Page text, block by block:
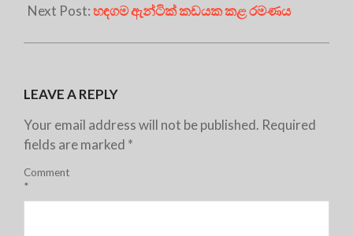
Next Post:හඳගම ඇන්ටික් කඩයක කළ රමණය
LEAVE A REPLY
Your email address will not be published. Required
fields are marked *
Comment
*